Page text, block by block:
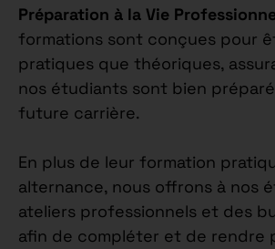
Préparation à la Vie
formations sont conçues pour
pratiques que théoriques,
nos étudiants sont bien
future carrière.
En plus de leur formation
alternance, nous offrons à nos
ateliers professionnels et des
afin de compléter et de rendre